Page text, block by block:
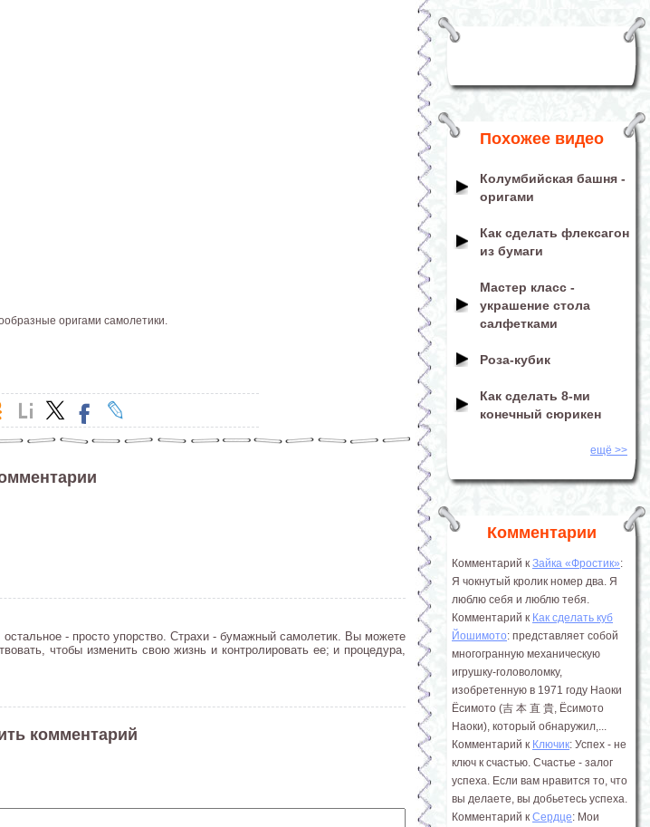
оригами самолетики.
- просто упорство. Страхи - бумажный самолетик. Вы можете
чтобы изменить свою жизнь и контролировать ее; и процедура,
комментарий
Похожее видео
Колумбийская башня -
оригами
Как сделать флексагон
из бумаги
Мастер класс -
украшение стола
салфетками
Роза-кубик
Как сделать 8-ми
конечный сюрикен
ещё >>
Комментарии
Комментарий к Зайка «Фростик»:
Я чокнутый кролик номер два. Я
люблю себя и люблю тебя.
Комментарий к Как сделать куб
Йошимото: представляет собой
многогранную механическую
игрушку-головоломку,
изобретенную в 1971 году Наоки
Ёсимото (吉 本 直 貴, Ёсимото
Наоки), который обнаружил,...
Комментарий к Ключик: Успех - не
ключ к счастью. Счастье - залог
успеха. Если вам нравится то, что
вы делаете, вы добьетесь успеха.
Комментарий к Сердце: Мои